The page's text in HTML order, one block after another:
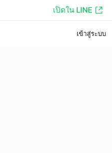
เปิดใน LINE
เข้าสู่ระบบ